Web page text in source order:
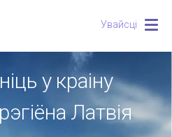
Увайсці
у краіну
Латвія